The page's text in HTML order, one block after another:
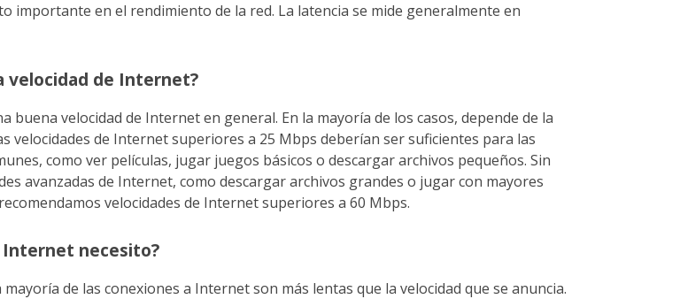
importante en el rendimiento de la red. La latencia se mide generalmente en
velocidad de Internet?
buena velocidad de Internet en general. En la mayoría de los casos, depende de la
velocidades de Internet superiores a 25 Mbps deberían ser suficientes para las
como ver películas, jugar juegos básicos o descargar archivos pequeños. Sin
avanzadas de Internet, como descargar archivos grandes o jugar con mayores
velocidades de Internet superiores a 60 Mbps.
Internet necesito?
de las conexiones a Internet son más lentas que la velocidad que se anuncia.